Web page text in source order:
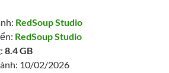
RedSoup Studio
RedSoup Studio
8.4 GB
10/02/2026